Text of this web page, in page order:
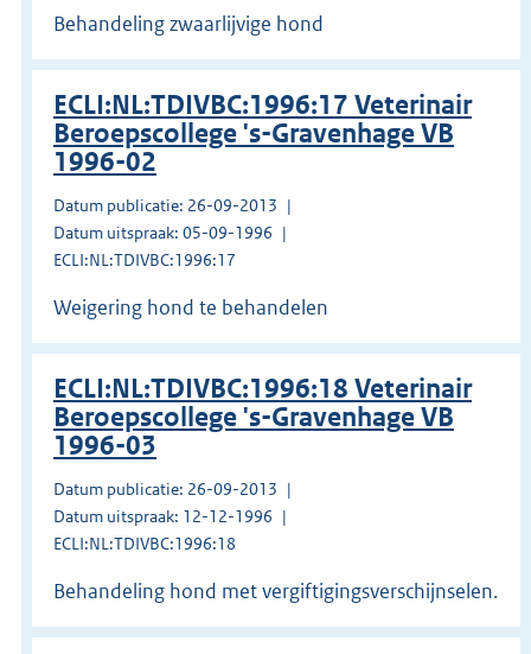
Behandeling zwaarlijvige hond
ECLI:NL:TDIVBC:1996:17 Veterinair
Beroepscollege 's-Gravenhage VB
1996-02
Datum publicatie: 26-09-2013
Datum uitspraak: 05-09-1996
ECLI:NL:TDIVBC:1996:17
Weigering hond te behandelen
ECLI:NL:TDIVBC:1996:18 Veterinair
Beroepscollege 's-Gravenhage VB
1996-03
Datum publicatie: 26-09-2013
Datum uitspraak: 12-12-1996
ECLI:NL:TDIVBC:1996:18
Behandeling hond met vergiftigingsverschijnselen.